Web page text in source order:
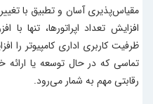
مقیاس‌پذیری آسان و تطبیق با
افزایش تعداد اپراتورها، تنها
ظرفیت کاربری اداری کامپیوتررا
تماسی که در حال توسعه یا
رقابتی مهم به شمار می‌رود.